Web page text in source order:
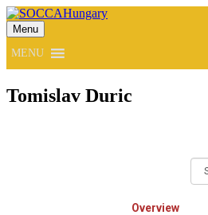
SOCCAHungary
Menu
MENU
Tomislav Duric
Overview